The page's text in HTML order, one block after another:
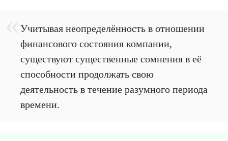
Учитывая неопределённость в отношении
финансового состояния компании,
существуют существенные сомнения в её
способности продолжать свою
деятельность в течение разумного периода
времени.